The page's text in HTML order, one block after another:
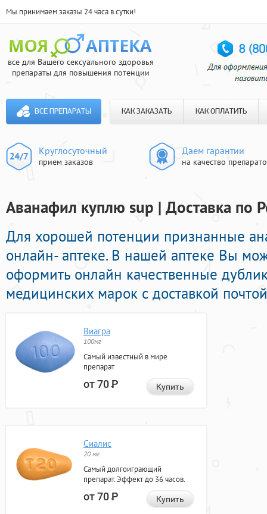
Мы принимаем заказы 24 часа в сутки!
все для Вашего сексуального здоровья
препараты для повышения потенции
ВСЕ ПРЕПАРАТЫ КАК ЗАКАЗАТЬ КАК ОПЛАТИТЬ
Круглосуточный
прием заказов
Даем гарантии
на качество
Аванафил куплю sup | Доставка по
Для хорошей потенции признанные
онлайн- аптеке. В нашей аптеке Вы
оформить онлайн качественные
медицинских марок с доставкой
Виагра
100мг
Самый известный в мире
препарат
от 70Р Купить
Сиалис
20 мг
Самый долгоиграющий
препарат. Эффект до 36 часов.
от 70Р Купить